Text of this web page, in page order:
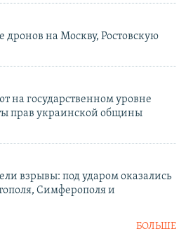
дронов на Москву, Ростовскую
на государственном уровне
прав украинской общины
взрывы: под ударом оказались
Симферополя и
БОЛЬШЕ